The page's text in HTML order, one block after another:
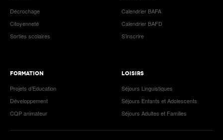
Décrochage
Citoyenneté
Sorties scolaires
Calendrier BAFA
Calendrier BAFD
S’inscrire
FORMATION
Projets d’Education
Développement
CQP animateur
LOISIRS
Séjours Linguistiques
Séjours Enfants et Adolescents
Séjours Adultes et Familles